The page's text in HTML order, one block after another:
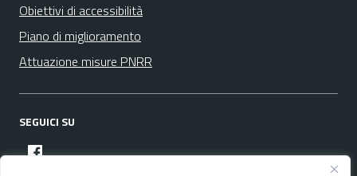
Obiettivi di accessibilità
Piano di miglioramento
Attuazione misure PNRR
SEGUICI SU
facebook